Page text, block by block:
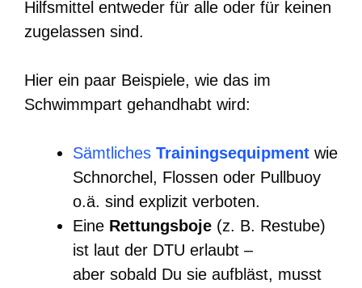
Hilfsmittel entweder für alle oder für keinen
zugelassen sind.
Hier ein paar Beispiele, wie das im
Schwimmpart gehandhabt wird:
Sämtliches Trainingsequipment wie
Schnorchel, Flossen oder Pullbuoy
o.ä. sind explizit verboten.
Eine Rettungsboje (z. B. Restube)
ist laut der DTU erlaubt –
aber sobald Du sie aufbläst, musst